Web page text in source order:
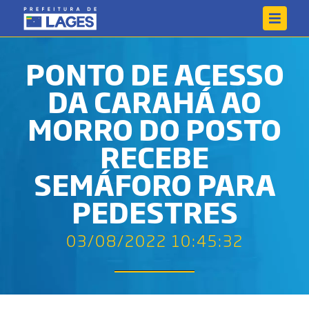
PONTO DE ACESSO
DA CARAHÁ AO
MORRO DO POSTO
RECEBE
SEMÁFORO PARA
PEDESTRES
03/08/2022 10:45:32